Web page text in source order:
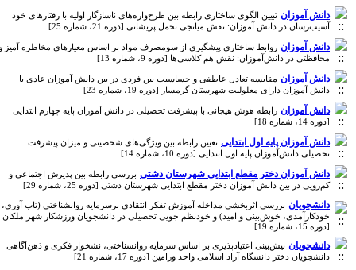
دانش آموزان تبیین الگوی ساختاری رابطه بین طرح‌واره‌های ناسازگار اولیه با رفتارهای خود
آسیب‌رسان در دانش آموزان: نقش میانجی تحمل پریشانی [دوره 21، شماره 25]
دانش آموزان روابط ساختاری پیشگیری از سومصرف مواد بر اساس معیارهای مخاطره آمیز و
محافظتی در دانش‌آموزان: نقش هم کلاسی‌ها [دوره 9، شماره 13]
دانش آموزان مقایسه تعادل عاطفی و حساسیت بین فردی در بین دانش آموزان عادی با
دانش آموزان دارای معلولیت شهرستان گرمسار [دوره 19، شماره 23]
دانش آموزان رابطه هوش هیجانی با پیشرفت تحصیلی در دانش آموزان پایه چهارم ابتدایی
[دوره 14، شماره 18]
دانش آموزان پایه اول ابتدایی تعیین رابطه بین ویژگی‌های شخصیتی و میزان پیشرفت
تحصیلی دانش‌آموزان پایه اول ابتدایی [دوره 10، شماره 14]
دانش آموزان دختر مقطع ابتدایی شهرستان دشتی بررسی رابطه بین پذیرش اجتماعی و
کم‌رویی در بین دانش آموزان دختر مقطع ابتدایی شهرستان دشتی [دوره 25، شماره 29]
دانشجویان بررسی اثربخشی مداخله آموزش تفکر انتقادی برسرمایه روانشناختی (تاب آوری،
خودکارآمدی، خوش‌بینی و امید) و خودنظم جویی تحصیلی در دانشجویان ورزشکار شهر ملکان
[دوره 15، شماره 19]
دانشجویان پیش‌بینی اعتیادپذیری بر اساس سرمایه روانشناختی، نشخوار فکری و ذهن‌آگاهی
دانشجویان دختر دانشگاه آزاد اسلامی واحد ورامین [دوره 17، شماره 21]